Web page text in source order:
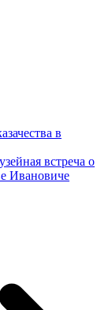
в
встреча о
Ивановиче